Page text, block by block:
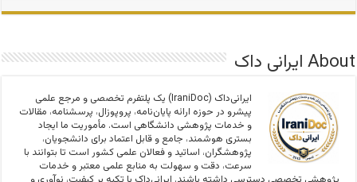
About ایرانی داک
ایرانی‌داک (IraniDoc) یک پلتفرم تخصصی و مرجع علمی
پیشرو در حوزه ارائه پایان‌نامه، پروپوزال، پرسشنامه، مقالات
و خدمات پژوهشی دانشگاهی است. مأموریت ما ایجاد
بستری هوشمند، جامع و قابل اعتماد برای دانشجویان،
پژوهشگران، اساتید و فعالان علمی کشور است تا بتوانند با
سرعت، دقت و سهولت به منابع علمی معتبر و خدمات